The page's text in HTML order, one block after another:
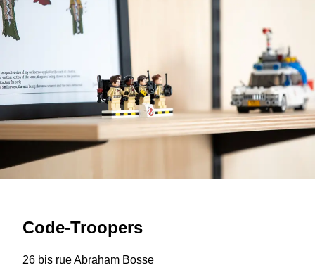
Code-Troopers
26 bis rue Abraham Bosse